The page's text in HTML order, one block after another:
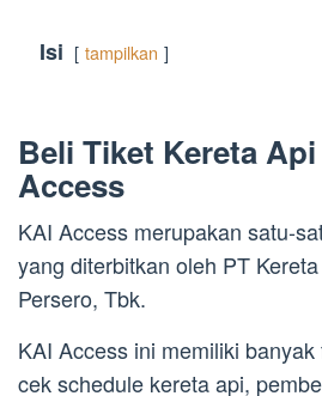
Isi tampilkan
Beli Tiket Kereta
Access
KAI Access merupakan satu-
yang diterbitkan oleh PT
Persero, Tbk.
KAI Access ini memiliki
cek schedule kereta api,